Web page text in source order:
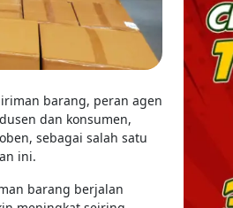
barang, peran agen
dan konsumen,
sebagai salah satu
ini.
barang berjalan